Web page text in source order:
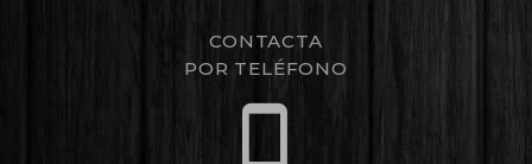
CONTACTA
POR TELÉFONO